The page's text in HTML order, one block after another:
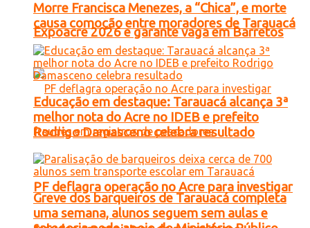
Expoacre 2026 e garante vaga em Barretos
PF deflagra operação no Acre para investigar
Morre Francisca Menezes, a “Chica”, e morte
causa comoção entre moradores de Tarauacá
Educação em destaque: Tarauacá alcança 3ª
melhor nota do Acre no IDEB e prefeito
Rodrigo Damasceno celebra resultado
Greve dos barqueiros de Tarauacá completa
uma semana, alunos seguem sem aulas e